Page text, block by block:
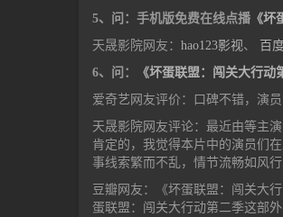
5、问：手机版免费在线点播 《坏
天晟影院网友： hao123影视、 百
6、问：
《坏蛋联盟：闯关大行动
爱奇艺网友评价：口碑不错，演
天晟影院网友评论：最近由等主
肯定的，我觉得本片中的演员们
事线索繁而不乱，情节流畅如风
豆瓣网友：《坏蛋联盟：闯关大
蛋联盟：闯关大行动第二季这部